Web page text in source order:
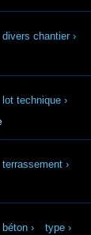
divers chantier ›
lot technique ›
terrassement ›
béton › type ›